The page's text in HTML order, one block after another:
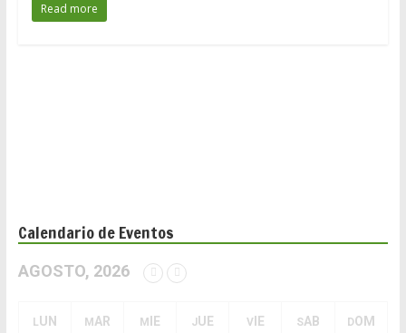
Read more
Calendario de Eventos
AGOSTO, 2026
LUN MAR MIE JUE VIE SAB DOM